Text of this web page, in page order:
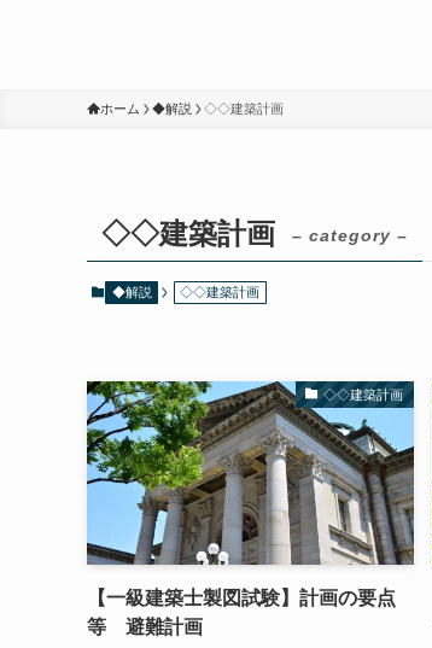
ホーム ◆解説 ◇◇建築計画
◇◇建築計画 – category –
◆解説 ◇◇建築計画
◇◇建築計画
【一級建築士製図試験】計画の要点
等 避難計画